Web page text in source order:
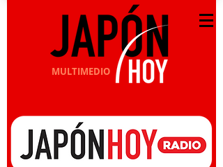
MULTIMEDIO